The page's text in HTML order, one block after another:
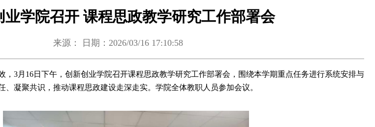
业学院召开 课程思政教学研究工作部署会
来源： 日期：2026/03/16 17:10:58
， 3月16日下午，创新创业学院召开课程思政教学研究工作部署会，围绕本学期重点任务进行系统安排与
、凝聚共识，推动课程思政建设走深走实。学院全体教职人员参加会议。